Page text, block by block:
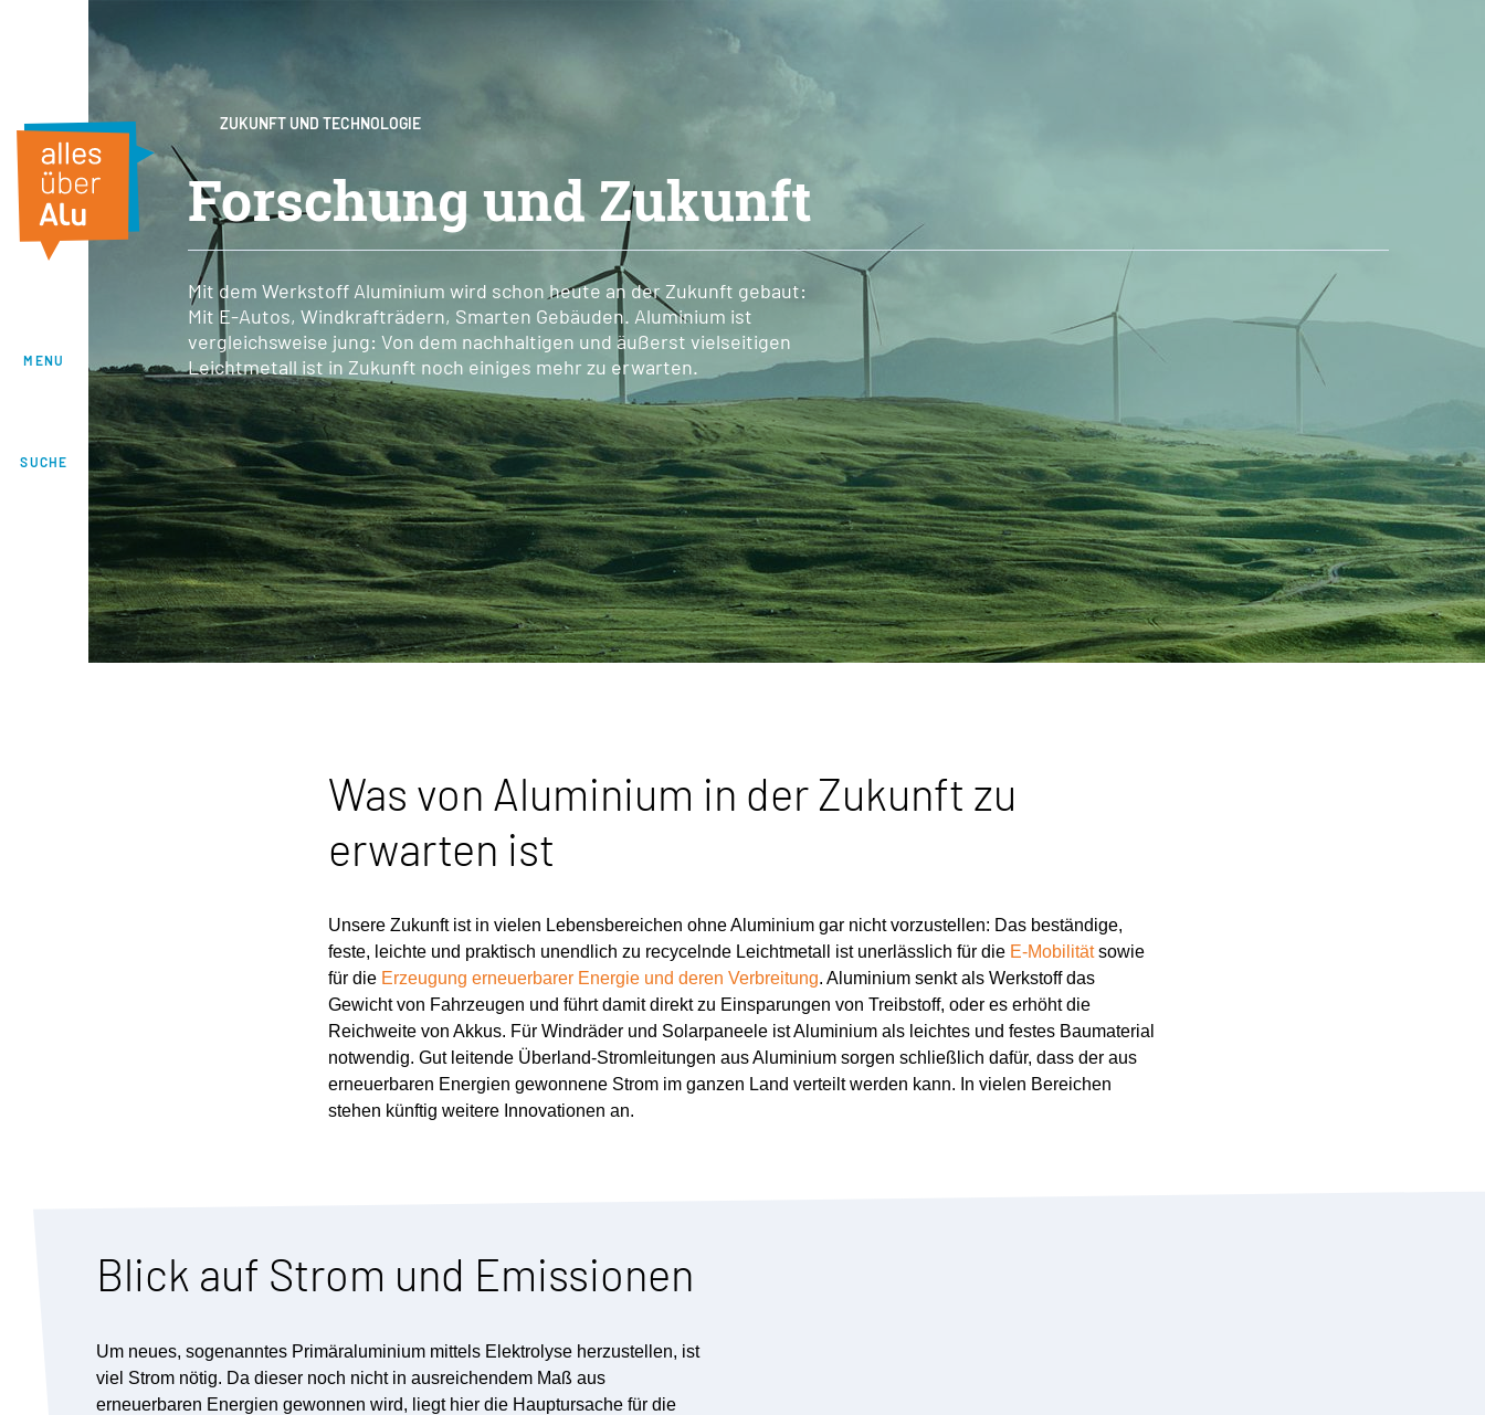
MENU
SUCHE
ZUKUNFT UND TECHNOLOGIE
Forschung und Zukunft
Mit dem Werkstoff Aluminium wird schon heute an der Zukunft gebaut:
Mit E-Autos, Windkrafträdern, Smarten Gebäuden. Aluminium ist
vergleichsweise jung: Von dem nachhaltigen und äußerst vielseitigen
Leichtmetall ist in Zukunft noch einiges mehr zu erwarten.
Was von Aluminium in der Zukunft zu
erwarten ist
Unsere Zukunft ist in vielen Lebensbereichen ohne Aluminium gar nicht vorzustellen: Das beständige,
feste, leichte und praktisch unendlich zu recycelnde Leichtmetall ist unerlässlich für die E-Mobilitätsowie
für die Erzeugung erneuerbarer Energie und deren Verbreitung. Aluminium senkt als Werkstoff das
Gewicht von Fahrzeugen und führt damit direkt zu Einsparungen von Treibstoff, oder es erhöht die
Reichweite von Akkus. Für Windräder und Solarpaneele ist Aluminium als leichtes und festes Baumaterial
notwendig. Gut leitende Überland-Stromleitungen aus Aluminium sorgen schließlich dafür, dass der aus
erneuerbaren Energien gewonnene Strom im ganzen Land verteilt werden kann. In vielen Bereichen
stehen künftig weitere Innovationen an.
Blick auf Strom und Emissionen
Um neues, sogenanntes Primäraluminium mittels Elektrolyse herzustellen, ist
viel Strom nötig. Da dieser noch nicht in ausreichendem Maß aus
erneuerbaren Energien gewonnen wird, liegt hier die Hauptursache für die